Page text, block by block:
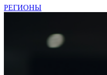
РЕГИОНЫ